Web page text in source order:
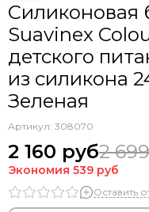
Силиконовая
Suavinex
детского
из силикона
Зеленая
Артикул: 308070
2 160 руб2
Экономия 539 руб
Оставить